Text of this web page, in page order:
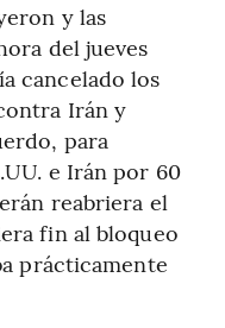
y las
del jueves
cancelado los
Irán y
para
e Irán por 60
reabriera el
fin al bloqueo
prácticamente